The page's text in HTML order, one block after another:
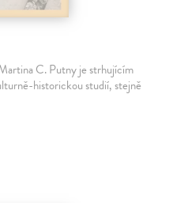
C. Putny je strhujícím
historickou studií, stejně